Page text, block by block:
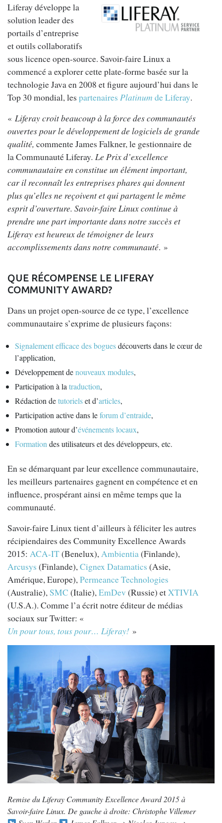
Liferay développe la
solution leader des
portails d’entreprise
et outils collaboratifs
sous licence open-source. Savoir-faire Linux a
commencé a explorer cette plate-forme basée sur la
technologie Java en 2008 et figure aujourd’hui dans le
Top 30 mondial, les partenaires Platinum de Liferay.
« Liferay croit beaucoup à la force des communautés
ouvertes pour le développement de logiciels de grande
qualité, commente James Falkner, le gestionnaire de
la Communauté Liferay. Le Prix d’excellence
communautaire en constitue un élément important,
car il reconnaît les entreprises phares qui donnent
plus qu’elles ne reçoivent et qui partagent le même
esprit d’ouverture. Savoir-faire Linux continue à
prendre une part importante dans notre succès et
Liferay est heureux de témoigner de leurs
accomplissements dans notre communauté. »
QUE RÉCOMPENSE LE LIFERAY
COMMUNITY AWARD?
Dans un projet open-source de ce type, l’excellence
communautaire s’exprime de plusieurs façons:
Signalement efficace des boguesdécouverts dans le cœur de
l’application,
Développement denouveaux modules,
Participation à latraduction,
Rédaction detutorielset d’articles,
Participation active dans leforum d’entraide,
Promotion autour d’événements locaux,
Formationdes utilisateurs et des développeurs, etc.
En se démarquant par leur excellence communautaire,
les meilleurs partenaires gagnent en compétence et en
influence, prospérant ainsi en même temps que la
communauté.
Savoir-faire Linux tient d’ailleurs à féliciter les autres
récipiendaires des Community Excellence Awards
2015: ACA-IT(Benelux),Ambientia(Finlande),
Arcusys (Finlande),Cignex Datamatics (Asie,
Amérique, Europe),Permeance Technologies
(Australie),SMC (Italie),EmDev (Russie) etXTIVIA
(U.S.A.). Comme l’a écrit notre éditeur de médias
sociaux sur Twitter: «
Un pour tous, tous pour… Liferay! »
Remise du Liferay Community Excellence Award 2015 à
Savoir-faire Linux. De gauche à droite: Christophe Villemer